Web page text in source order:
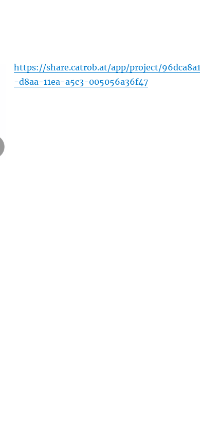
https://share.catrob.at/app/project/96dca8a1
-d8aa-11ea-a5c3-005056a36f47